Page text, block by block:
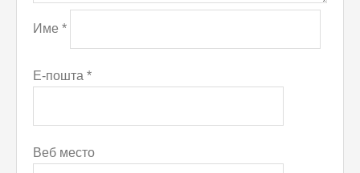
Име *
Е-пошта *
Веб место